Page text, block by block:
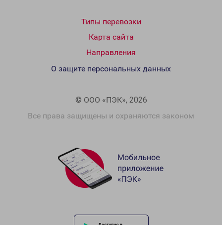
Типы перевозки
Карта сайта
Направления
© ООО «ПЭК», 2026
Все права защищены и охраняются законом
О защите персональных данных